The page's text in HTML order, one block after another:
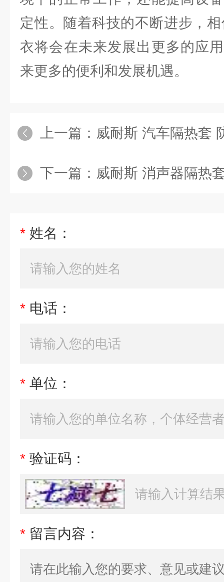
定性。随着科技的不断进步，
衣将会在未来发展出更多的应
来更多的便利和发展机遇。
上一篇： 威耐斯 汽车隔热套 防
下一篇： 威耐斯 消声器隔热套
* 姓名：
* 电话：
* 单位：
* 验证码：
* 留言内容：